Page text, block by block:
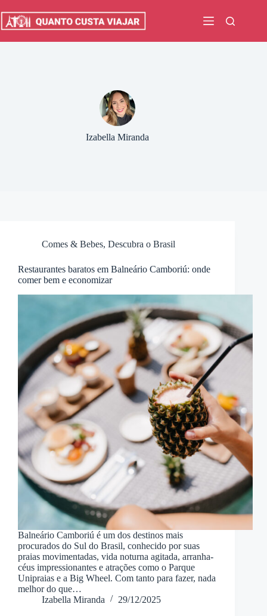
para
Izabella Miranda
Comes & Bebes, Descubra o Brasil
Restaurantes baratos em Balneário Camboriú: onde
comer bem e economizar
Balneário Camboriú é um dos destinos mais
procurados do Sul do Brasil, conhecido por suas
praias movimentadas, vida noturna agitada, arranha-
céus impressionantes e atrações como o Parque
Unipraias e a Big Wheel. Com tanto para fazer, nada
melhor do que…
Izabella Miranda
29/12/2025